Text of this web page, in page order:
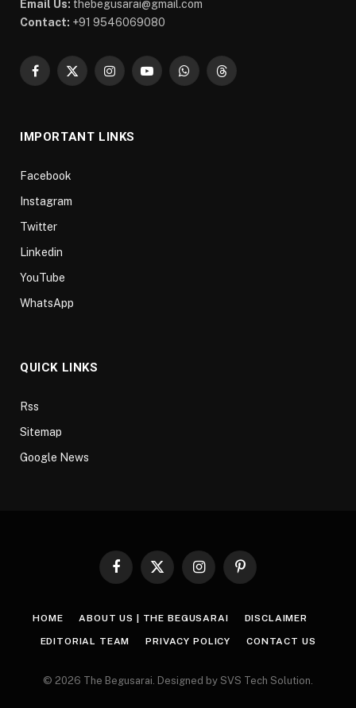
Email Us: thebegusarai@gmail.com
Contact: +91 9546069080
Facebook
X
InstagramYouTubeWhatsAppThreads
IMPORTANT LINKS
Facebook
Instagram
Twitter
Linkedin
YouTube
WhatsApp
QUICK LINKS
Rss
Sitemap
Google News
Facebook
X
InstagramPinterest
HOME ABOUT US | THE BEGUSARAI DISCLAIMER
EDITORIAL TEAM PRIVACY POLICY CONTACT US
© 2026 The Begusarai. Designed by SVS Tech Solution.